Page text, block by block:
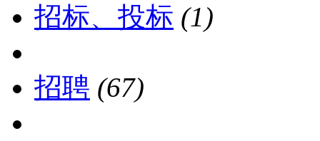
招标、投标 (1)
招聘 (67)